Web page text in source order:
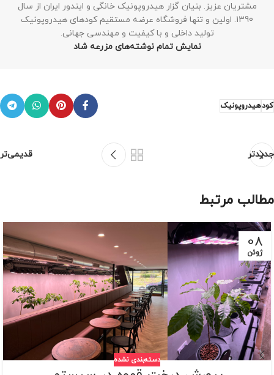
مشتریان عزیز. بنیان گزار هیدروپونیک خانگی و ایندور ایران از سال
1390. اولین و تنها فروشگاه عرضه مستقیم کودهای هیدروپونیک
تولید داخلی و با کیفیت و مهندسی جهانی.
نمایش تمام نوشته‌های مزرعه شاد
کودهیدروپونیک
جدیدتر قدیمی‌تر
مطالب مرتبط
08
ژوئن
دسته‌بندی نشده